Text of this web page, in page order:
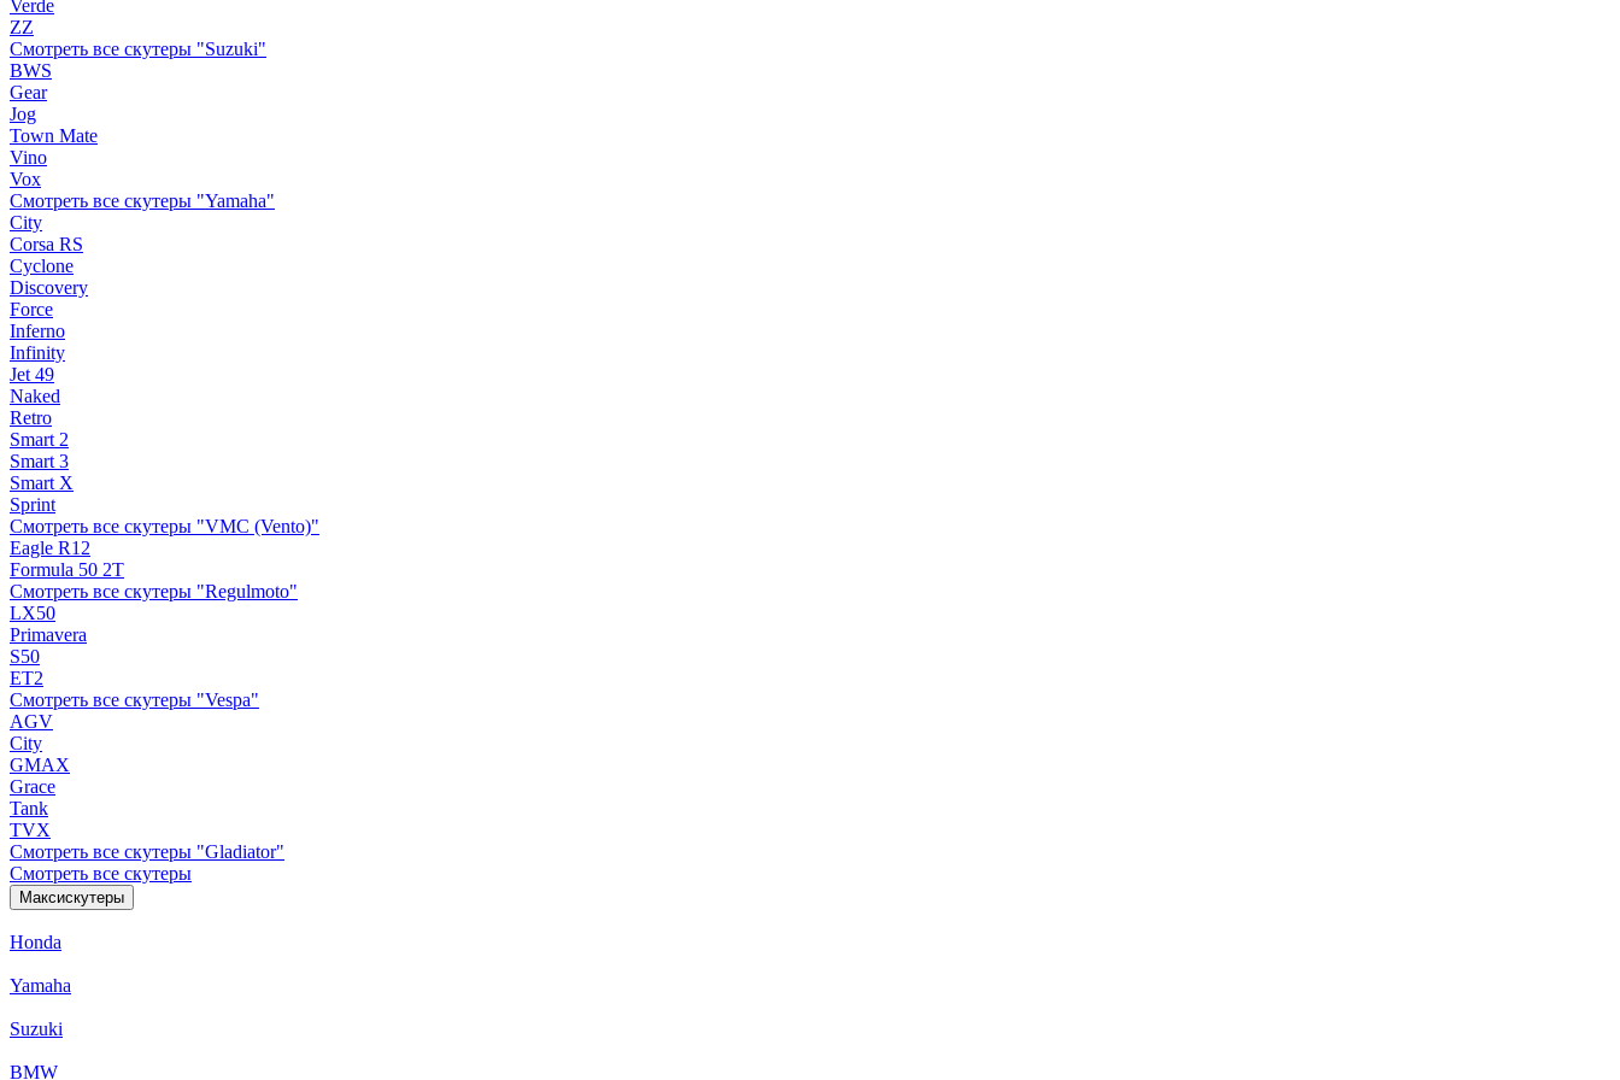
Verde
ZZ
Смотреть все скутеры "Suzuki"
BWS
Gear
Jog
Town Mate
Vino
Vox
Смотреть все скутеры "Yamaha"
City
Corsa RS
Cyclone
Discovery
Force
Inferno
Infinity
Jet 49
Naked
Retro
Smart 2
Smart 3
Smart X
Sprint
Смотреть все скутеры "VMC (Vento)"
Eagle R12
Formula 50 2Т
Смотреть все скутеры "Regulmoto"
LX50
Primavera
S50
ET2
Смотреть все скутеры "Vespa"
AGV
City
GMAX
Grace
Tank
TVX
Смотреть все скутеры "Gladiator"
Смотреть все скутеры
Максискутеры
Honda
Yamaha
Suzuki
BMW